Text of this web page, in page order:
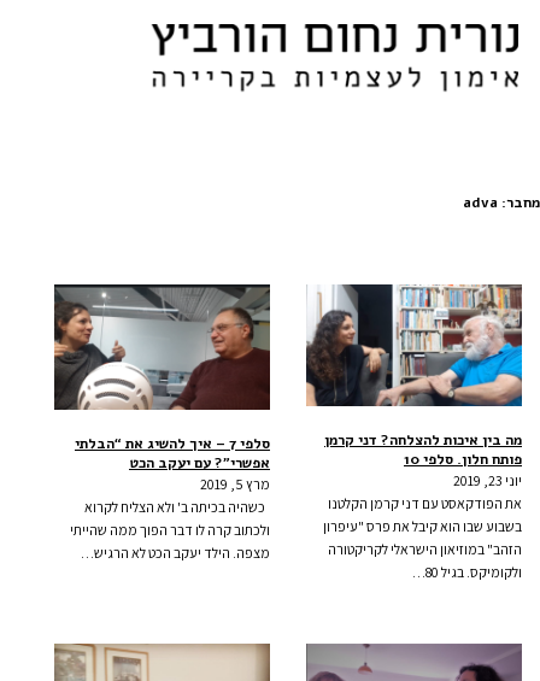
מחבר: adva
מה בין איכות להצלחה? דני קרמן
פותח חלון. סלפי 10
יוני 23, 2019
את הפודקאסט עם דני קרמן הקלטנו
בשבוע שבו הוא קיבל את פרס "עיפרון
הזהב" במוזיאון הישראלי לקריקטורה
ולקומיקס. בגיל 80…
סלפי 7 – איך להשיג את “הבלתי
אפשרי”? עם יעקב הכט
מרץ 5, 2019
כשהיה בכיתה ב' ולא הצליח לקרוא
ולכתוב קרה לו דבר הפוך ממה שהייתי
מצפה. הילד יעקב הכט לא הרגיש…